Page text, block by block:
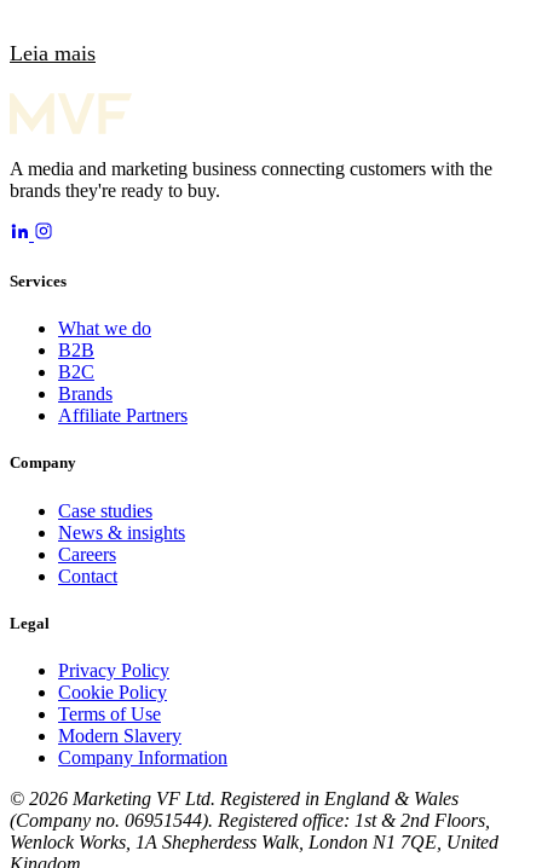
Leia mais
A media and marketing business connecting customers with the
brands they're ready to buy.
Services
What we do
B2B
B2C
Brands
Affiliate Partners
Company
Case studies
News & insights
Careers
Contact
Legal
Privacy Policy
Cookie Policy
Terms of Use
Modern Slavery
Company Information
© 2026 Marketing VF Ltd. Registered in England & Wales
(Company no. 06951544). Registered office: 1st & 2nd Floors,
Wenlock Works, 1A Shepherdess Walk, London N1 7QE, United
Kingdom.